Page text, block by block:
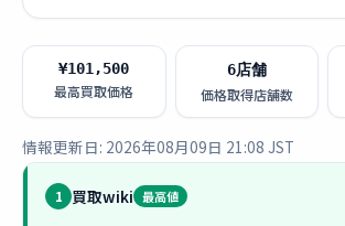
¥101,500
最高買取価格
6店舗
価格取得店舗数
情報更新日: 2026年08月09日 21:08 JST
1 買取wiki 最高値